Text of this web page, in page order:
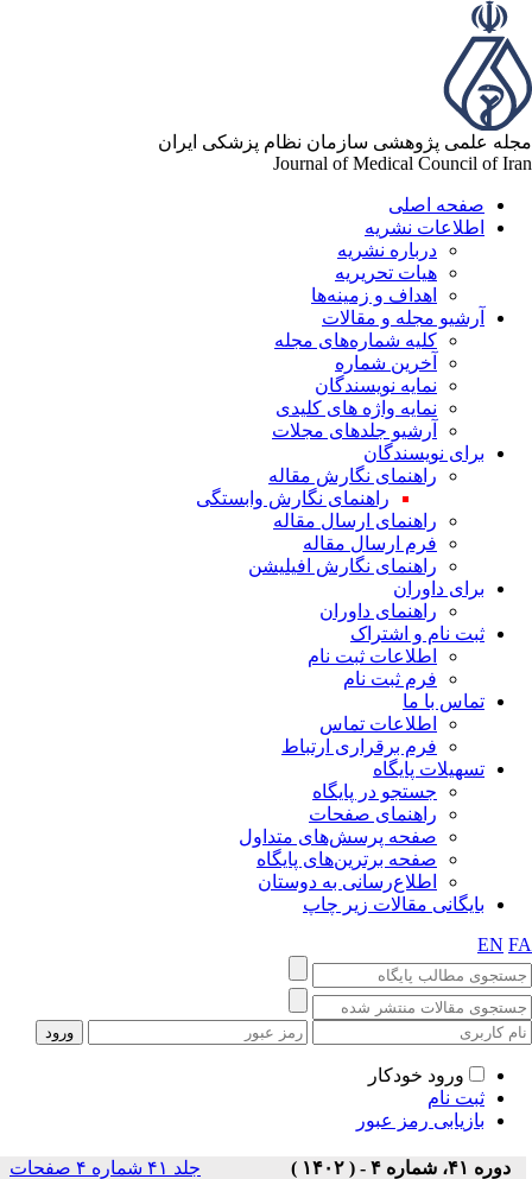
علمی پژوهشی سازمان نظام پزشکی ایران
Journal of Medical Council of
صفحه اصلی
اطلاعات نشریه
درباره نشریه
هیات تحریریه
اهداف و زمینه‌ها
آرشیو مجله و مقالات
کلیه شماره‌های مجله
آخرین شماره
نمایه نویسندگان
نمایه واژه های کلیدی
آرشیو جلدهای مجلات
برای نویسندگان
راهنمای نگارش مقاله
راهنمای نگارش وابستگی
راهنمای ارسال مقاله
فرم ارسال مقاله
راهنمای نگارش افیلیشن
برای داوران
راهنمای داوران
ثبت نام و اشتراک
اطلاعات ثبت نام
فرم ثبت نام
تماس با ما
اطلاعات تماس
فرم برقراری ارتباط
تسهیلات پایگاه
جستجو در پایگاه
راهنمای صفحات
صفحه پرسش‌های متداول
صفحه برترین‌های پایگاه
اطلاع‌رسانی به دوستان
بایگانی مقالات زیر چاپ
EN
ورود خودکار
ثبت نام
بازیابی رمز عبور
دوره ۴۱، شماره ۴ - ( ۱۴۰۲ )
جلد ۴۱ شماره ۴ صفحات